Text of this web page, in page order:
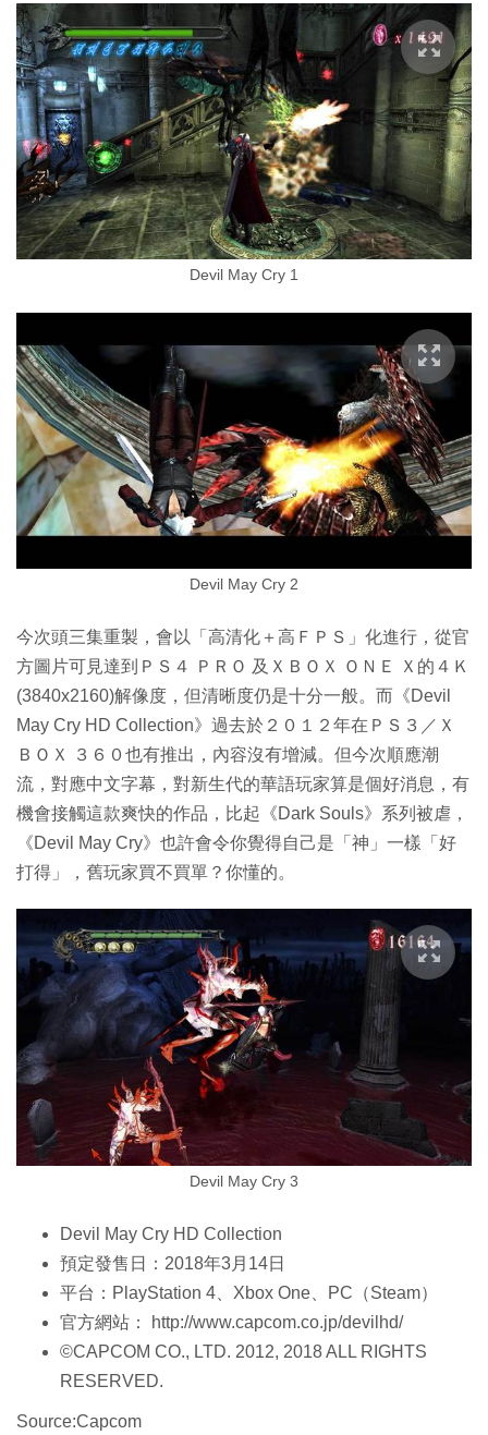
Devil May Cry 1
Devil May Cry 2
今次頭三集重製，會以「高清化＋高ＦＰＳ」化進行，從官
方圖片可見達到ＰＳ４ ＰＲＯ 及ＸＢＯＸ ＯＮＥ Ｘ的４Ｋ
(3840x2160)解像度，但清晰度仍是十分一般。而《Devil
May Cry HD Collection》過去於２０１２年在ＰＳ３／Ｘ
ＢＯＸ ３６０也有推出，內容沒有增減。但今次順應潮
流，對應中文字幕，對新生代的華語玩家算是個好消息，有
機會接觸這款爽快的作品，比起《Dark Souls》系列被虐，
《Devil May Cry》也許會令你覺得自己是「神」一樣「好
打得」，舊玩家買不買單？你懂的。
Devil May Cry 3
Devil May Cry HD Collection
預定發售日：2018年3月14日
平台：PlayStation 4、Xbox One、PC（Steam）
官方網站： http://www.capcom.co.jp/devilhd/
©CAPCOM CO., LTD. 2012, 2018 ALL RIGHTS
RESERVED.
Source:Capcom